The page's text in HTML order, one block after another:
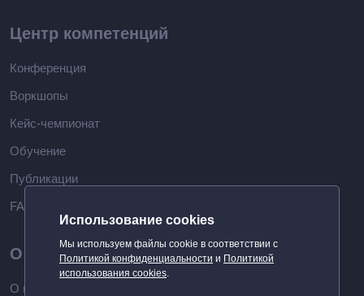
Центр компетенций
Конференция
Воркшопы
Кейс-чемпионат
Обучение
Публикации
FAQ
О компании
О нас
Использование cookies
Мы используем файлы cookie в соответствии с
Политикой конфиденциальности и Политикой
использования cookies.